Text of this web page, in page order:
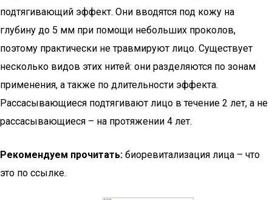
подтягивающий эффект. Они вводятся под кожу на
глубину до 5 мм при помощи небольших проколов,
поэтому практически не травмируют лицо. Существует
несколько видов этих нитей: они разделяются по зонам
применения, а также по длительности эффекта.
Рассасывающиеся подтягивают лицо в течение 2 лет, а не
рассасывающиеся – на протяжении 4 лет.
Рекомендуем прочитать: биоревитализация лица – что
это по ссылке.